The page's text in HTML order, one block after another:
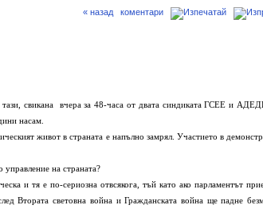
« назад коментари
вчера за 48-часа от двата синдиката ГСЕЕ и
насам.
живот в страната е напълно замрял. Участието в
на страната?
е по-сериозна отвсякога, тъй като ако парламентът
Втората световна война и Гражданската война ще падне